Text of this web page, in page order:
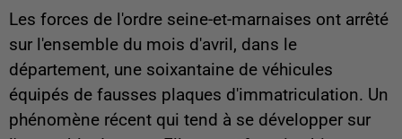
Les forces de l'ordre seine-et-marnaises ont arrêté
sur l'ensemble du mois d'avril, dans le
département, une soixantaine de véhicules
équipés de fausses plaques d'immatriculation. Un
phénomène récent qui tend à se développer sur